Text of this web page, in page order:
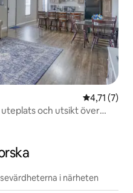
4,71 av 5 i
4,71 (7)
och utsikt över
i närheten